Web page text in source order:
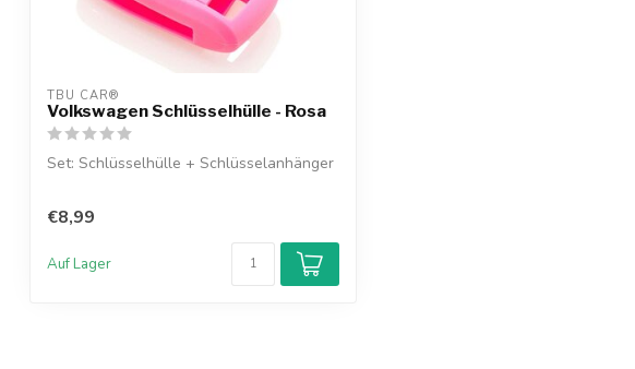
TBU CAR®
Volkswagen Schlüsselhülle - Rosa
Set: Schlüsselhülle + Schlüsselanhänger
€8,99
Auf Lager